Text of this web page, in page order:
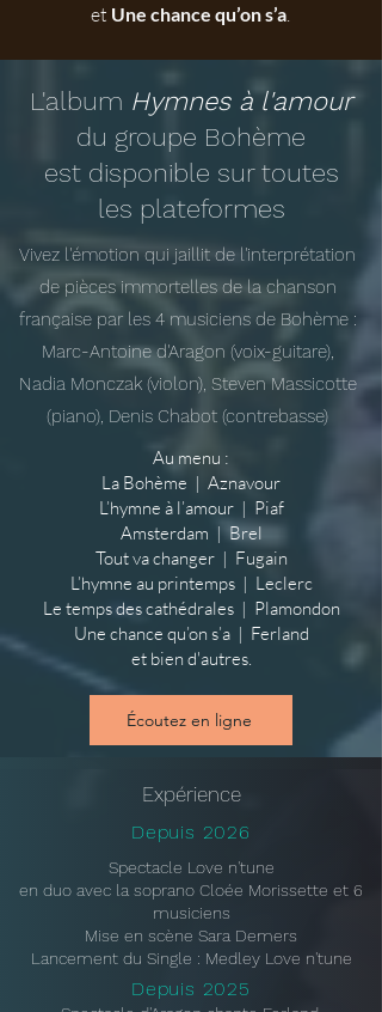
et Une chance qu’on s’a
L'album Hymnes à l'amour
du groupe Bohème
est disponible sur toutes
les plateformes
Vivez l'émotion qui jaillit de l'interprétation
de pièces immortelles de la chanson
française par les 4 musiciens de Bohème :
Marc-Antoine d'Aragon (voix-guitare),
Nadia Monczak (violon), Steven Massicotte
(piano), Denis Chabot (contrebasse)
Au menu :
La Bohème | Aznavour
L’hymne à l’amour | Piaf
Amsterdam | Brel
Tout va changer | Fugain
L’hymne au printemps | Leclerc
Le temps des cathédrales | Plamondon
Une chance qu’on s’a | Ferland
et bien d'autres.
Écoutez en ligne
Expérience
Depuis 2026
Spectacle Love n'tune
en duo avec la soprano Cloée Morissette et 6
musiciens
Mise en scène Sara Demers
Lancement du Single : Medley Love n'tune
Depuis 2025